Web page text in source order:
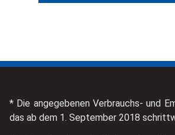
* Die angegebenen Verbrauchs- und
das ab dem 1. September 2018